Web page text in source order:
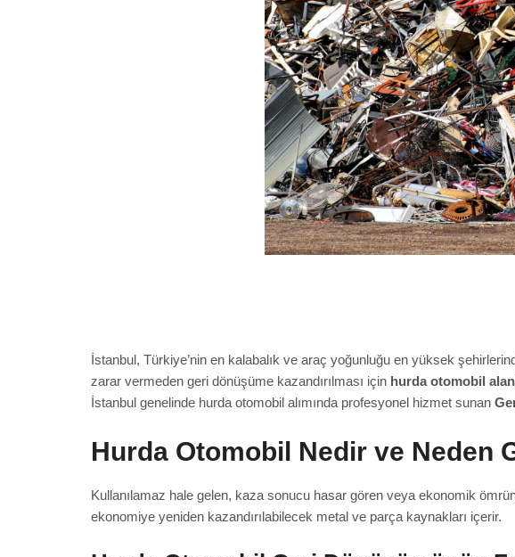
İstanbul, Türkiye’nin en kalabalık ve araç yoğunluğu en yüksek
zarar vermeden geri dönüşüme kazandırılması için hurda otomobil
İstanbul genelinde hurda otomobil alımında profesyonel hizmet sunan
Hurda Otomobil Nedir ve Neden
Kullanılamaz hale gelen, kaza sonucu hasar gören veya ekonomik
ekonomiye yeniden kazandırılabilecek metal ve parça kaynakları içerir.